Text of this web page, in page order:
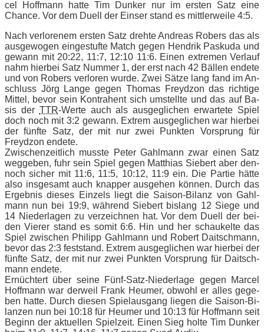
cel Hoff­mann hat­te Tim Dun­ker nur im ers­ten Satz eine
Chan­ce. Vor dem Du­ell der Ein­ser stand es mitt­ler­wei­le 4:5.
Nach ver­lo­re­nem ers­ten Satz dreh­te An­dre­as Ro­bers das als
aus­ge­wo­gen ein­ge­stuf­te Match ge­gen Hen­drik Pas­ku­da und
ge­wann mit 20:22, 11:7, 12:10 11:6. Ei­nen ex­tre­men Ver­lauf
nahm hier­bei Satz Num­mer 1, der erst nach 42 Bäl­len en­de­te
und von Ro­bers ver­lo­ren wur­de. Zwei Sät­ze lang fand im An­
schluss Jörg Lan­ge ge­gen Tho­mas Freyd­zon das rich­ti­ge
Mit­tel, be­vor sein Kon­tra­hent sich um­stell­te und das auf Ba­
sis der TTR-Wer­te auch als aus­ge­gli­chen er­war­te­te Spiel
doch noch mit 3:2 ge­wann. Ex­trem aus­ge­gli­chen war hier­bei
der fünf­te Satz, der mit nur zwei Punk­ten Vor­sprung für
Freyd­zon en­de­te.
Zwi­schen­zeit­lich muss­te Pe­ter Gahl­mann zwar ei­nen Satz
weg­ge­ben, fuhr sein Spiel ge­gen Mat­thi­as Sie­bert aber den­
noch si­cher mit 11:6, 11:5, 10:12, 11:9 ein. Die Par­tie hät­te
also ins­ge­samt auch knap­per aus­ge­hen kön­nen. Durch das
Er­geb­nis die­ses Ein­zels liegt die Sai­son-Bi­lanz von Gahl­
mann nun bei 19:9, wäh­rend Sie­bert bis­lang 12 Sie­ge und
14 Nie­der­la­gen zu ver­zeich­nen hat. Vor dem Du­ell der bei­
den Vie­rer stand es so­mit 6:6. Hin und her schau­kel­te das
Spiel zwi­schen Phil­ipp Gahl­mann und Ro­bert Dait­sch­mann,
be­vor das 2:3 fest­stand. Ex­trem aus­ge­gli­chen war hier­bei der
fünf­te Satz, der mit nur zwei Punk­ten Vor­sprung für Dait­sch­
mann en­de­te.
Er­nüch­tert über sei­ne Fünf-Satz-Nie­der­la­ge ge­gen Mar­cel
Hoff­mann war der­weil Frank Heu­mer, ob­wohl er al­les ge­ge­
ben hat­te. Durch die­sen Spiel­aus­gang lie­gen die Sai­son-Bi­
lan­zen nun bei 10:18 für Heu­mer und 10:13 für Hoff­mann seit
Be­ginn der ak­tu­el­len Spiel­zeit. Ei­nen Sieg hol­te Tim Dun­ker